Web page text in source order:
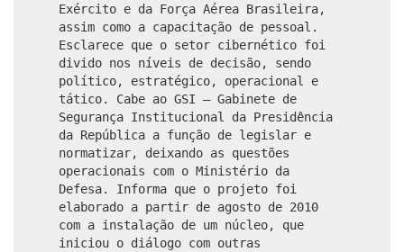
Exército e da Força Aérea Brasileira,
assim como a capacitação de pessoal.
Esclarece que o setor cibernético foi
divido nos níveis de decisão, sendo
político, estratégico, operacional e
tático. Cabe ao GSI – Gabinete de
Segurança Institucional da Presidência
da República a função de legislar e
normatizar, deixando as questões
operacionais com o Ministério da
Defesa. Informa que o projeto foi
elaborado a partir de agosto de 2010
com a instalação de um núcleo, que
iniciou o diálogo com outras